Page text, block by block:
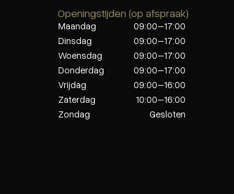
Openingstijden (op afspraak)
Maandag
09:00–17:00
Dinsdag
09:00–17:00
Woensdag
09:00–17:00
Donderdag
09:00–17:00
Vrijdag
09:00–16:00
Zaterdag
10:00–16:00
Zondag
Gesloten